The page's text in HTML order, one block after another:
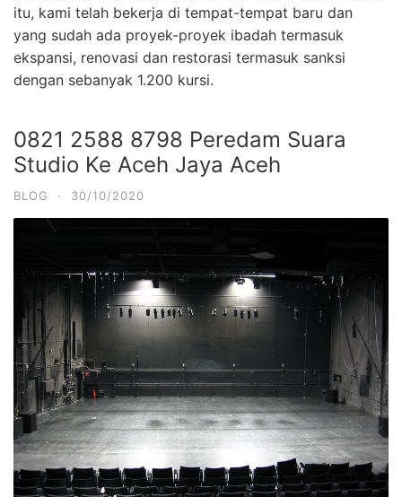
itu, kami telah bekerja di tempat-tempat baru dan
yang sudah ada proyek-proyek ibadah termasuk
ekspansi, renovasi dan restorasi termasuk sanksi
dengan sebanyak 1.200 kursi.
0821 2588 8798 Peredam Suara
Studio Ke Aceh Jaya Aceh
BLOG · 30/10/2020